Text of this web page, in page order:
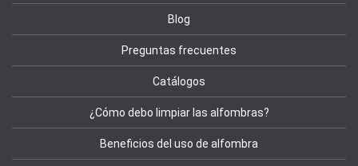
Blog
Preguntas frecuentes
Catálogos
¿Cómo debo limpiar las alfombras?
Beneficios del uso de alfombra